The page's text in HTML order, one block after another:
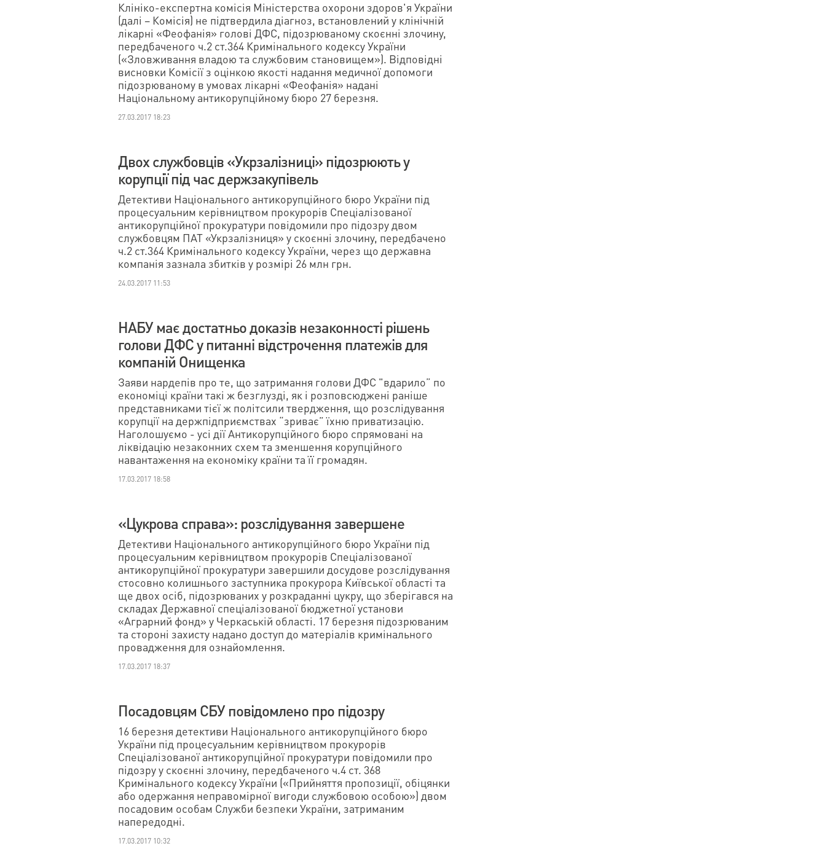
Клініко-експертна комісія Міністерства охорони здоров'я України
(далі – Комісія) не підтвердила діагноз, встановлений у клінічній
лікарні «Феофанія» голові ДФС, підозрюваному скоєнні злочину,
передбаченого ч.2 ст.364 Кримінального кодексу України
(«Зловживання владою та службовим становищем»). Відповідні
висновки Комісії з оцінкою якості надання медичної допомоги
підозрюваному в умовах лікарні «Феофанія» надані
Національному антикорупційному бюро 27 березня.
27.03.2017 18:23
Двох службовців «Укрзалізниці» підозрюють у
корупції під час держзакупівель
Детективи Національного антикорупційного бюро України під
процесуальним керівництвом прокурорів Спеціалізованої
антикорупційної прокуратури повідомили про підозру двом
службовцям ПАТ «Укрзалізниця» у скоєнні злочину, передбачено
ч.2 ст.364 Кримінального кодексу України, через що державна
компанія зазнала збитків у розмірі 26 млн грн.
24.03.2017 11:53
НАБУ має достатньо доказів незаконності рішень
голови ДФС у питанні відстрочення платежів для
компаній Онищенка
Заяви нардепів про те, що затримання голови ДФС "вдарило” по
економіці країни такі ж безглузді, як і розповсюджені раніше
представниками тієї ж політсили твердження, що розслідування
корупції на держпідприємствах “зриває” їхню приватизацію.
Наголошуємо - усі дії Антикорупційного бюро спрямовані на
ліквідацію незаконних схем та зменшення корупційного
навантаження на економіку країни та її громадян.
17.03.2017 18:58
«Цукрова справа»: розслідування завершене
Детективи Національного антикорупційного бюро України під
процесуальним керівництвом прокурорів Спеціалізованої
антикорупційної прокуратури завершили досудове розслідування
стосовно колишнього заступника прокурора Київської області та
ще двох осіб, підозрюваних у розкраданні цукру, що зберігався на
складах Державної спеціалізованої бюджетної установи
«Аграрний фонд» у Черкаській області. 17 березня підозрюваним
та стороні захисту надано доступ до матеріалів кримінального
провадження для ознайомлення.
17.03.2017 18:37
Посадовцям СБУ повідомлено про підозру
16 березня детективи Національного антикорупційного бюро
України під процесуальним керівництвом прокурорів
Спеціалізованої антикорупційної прокуратури повідомили про
підозру у скоєнні злочину, передбаченого ч.4 ст. 368
Кримінального кодексу України («Прийняття пропозиції, обіцянки
або одержання неправомірної вигоди службовою особою») двом
посадовим особам Служби безпеки України, затриманим
напередодні.
17.03.2017 10:32